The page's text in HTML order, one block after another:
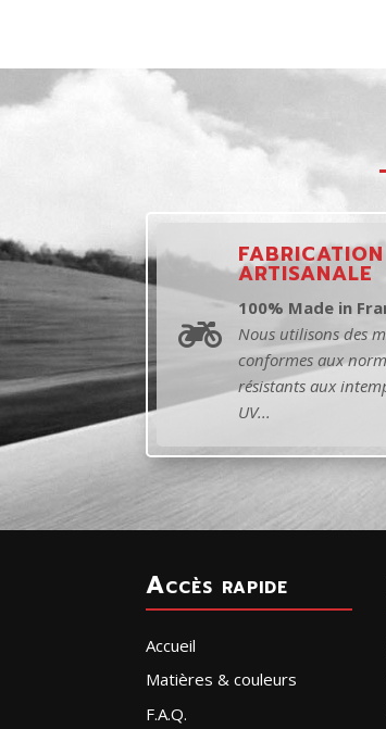

FABRICATION
ARTISANALE
100% Made in
Nous utilisons des
conformes aux
résistants aux
UV...
Accès rapide
Accueil
Matières & couleurs
F.A.Q.